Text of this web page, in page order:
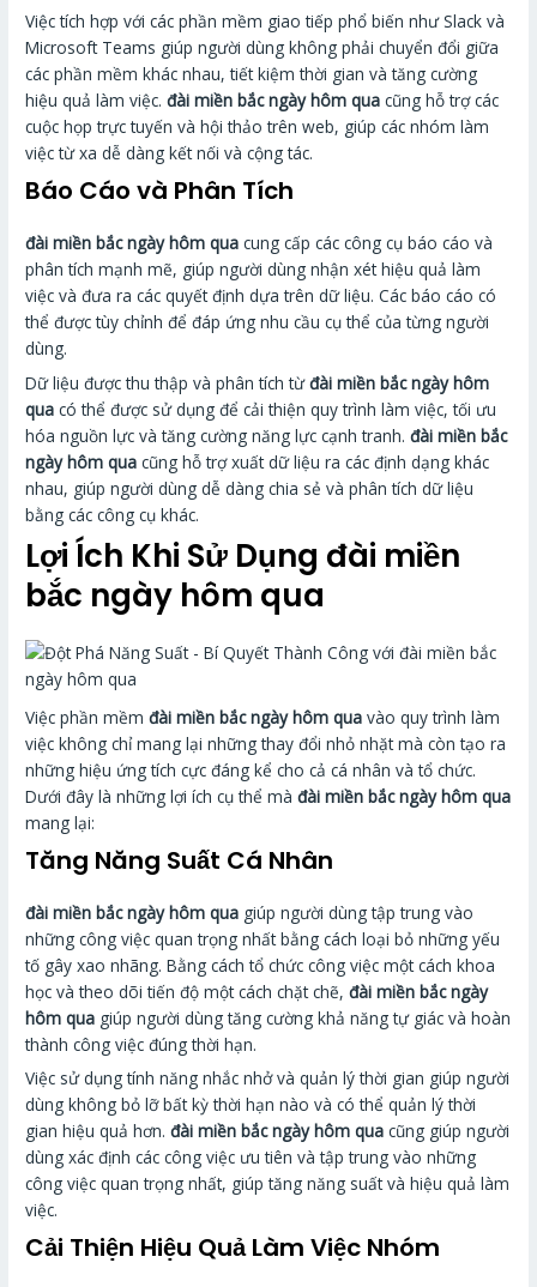
Việc tích hợp với các phần mềm giao tiếp phổ biến như Slack và
Microsoft Teams giúp người dùng không phải chuyển đổi giữa
các phần mềm khác nhau, tiết kiệm thời gian và tăng cường
hiệu quả làm việc.đài miền bắc ngày hôm qua cũng hỗ trợ các
cuộc họp trực tuyến và hội thảo trên web, giúp các nhóm làm
việc từ xa dễ dàng kết nối và cộng tác.
Báo Cáo và Phân Tích
đài miền bắc ngày hôm qua cung cấp các công cụ báo cáo và
phân tích mạnh mẽ, giúp người dùng nhận xét hiệu quả làm
việc và đưa ra các quyết định dựa trên dữ liệu. Các báo cáo có
thể được tùy chỉnh để đáp ứng nhu cầu cụ thể của từng người
dùng.
Dữ liệu được thu thập và phân tích từđài miền bắc ngày hôm
qua có thể được sử dụng để cải thiện quy trình làm việc, tối ưu
hóa nguồn lực và tăng cường năng lực cạnh tranh.đài miền bắc
ngày hôm qua cũng hỗ trợ xuất dữ liệu ra các định dạng khác
nhau, giúp người dùng dễ dàng chia sẻ và phân tích dữ liệu
bằng các công cụ khác.
Lợi Ích Khi Sử Dụngđài miền
bắc ngày hôm qua
Việc phần mềmđài miền bắc ngày hôm qua vào quy trình làm
việc không chỉ mang lại những thay đổi nhỏ nhặt mà còn tạo ra
những hiệu ứng tích cực đáng kể cho cả cá nhân và tổ chức.
Dưới đây là những lợi ích cụ thể màđài miền bắc ngày hôm qua
mang lại:
Tăng Năng Suất Cá Nhân
đài miền bắc ngày hôm qua giúp người dùng tập trung vào
những công việc quan trọng nhất bằng cách loại bỏ những yếu
tố gây xao nhãng. Bằng cách tổ chức công việc một cách khoa
học và theo dõi tiến độ một cách chặt chẽ,đài miền bắc ngày
hôm qua giúp người dùng tăng cường khả năng tự giác và hoàn
thành công việc đúng thời hạn.
Việc sử dụng tính năng nhắc nhở và quản lý thời gian giúp người
dùng không bỏ lỡ bất kỳ thời hạn nào và có thể quản lý thời
gian hiệu quả hơn.đài miền bắc ngày hôm qua cũng giúp người
dùng xác định các công việc ưu tiên và tập trung vào những
công việc quan trọng nhất, giúp tăng năng suất và hiệu quả làm
việc.
Cải Thiện Hiệu Quả Làm Việc Nhóm